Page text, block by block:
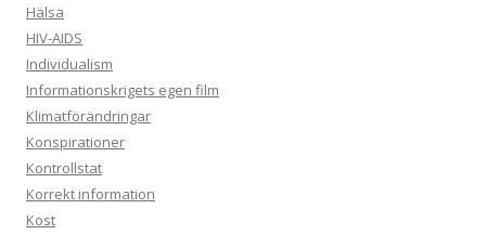
Hälsa
HIV-AIDS
Individualism
Informationskrigets egen film
Klimatförändringar
Konspirationer
Kontrollstat
Korrekt information
Kost